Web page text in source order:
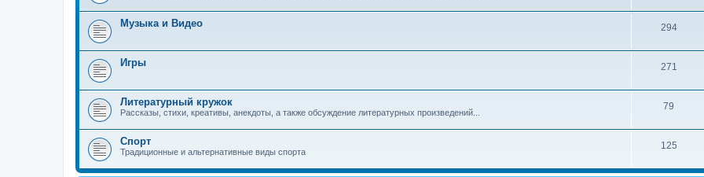
Музыка и Видео 294
Игры 271
Литературный кружок
Рассказы, стихи, креативы, анекдоты, а также обсуждение литературных произведений...
79
Спорт
Традиционные и альтернативные виды спорта
125